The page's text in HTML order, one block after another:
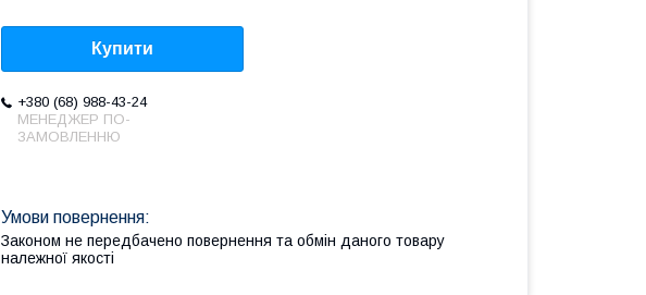
Купити
+380 (68) 988-43-24
МЕНЕДЖЕР ПО-
ЗАМОВЛЕННЮ
Законом не передбачено повернення та обмін даного товару
належної якості